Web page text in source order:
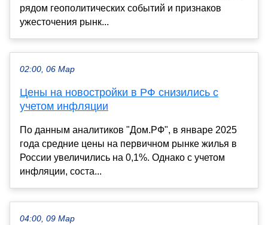
рядом геополитических событий и признаков
ужесточения рынк...
02:00, 06 Мар
Цены на новостройки в РФ снизились с
учетом инфляции
По данным аналитиков "Дом.РФ", в январе 2025
года средние цены на первичном рынке жилья в
России увеличились на 0,1%. Однако с учетом
инфляции, соста...
04:00, 09 Мар